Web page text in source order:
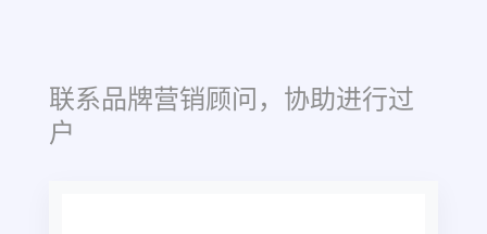
联系品牌营销顾问，协助进行过
户